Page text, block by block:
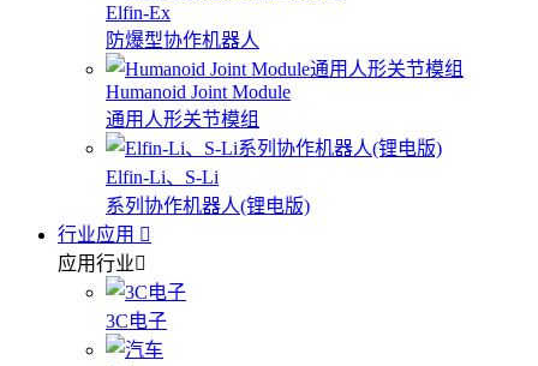
Elfin-Ex
防爆型协作机器人
Humanoid Joint Module
通用人形关节模组
Elfin-Li、S-Li
系列协作机器人(锂电版)
行业应用
应用行业
3C电子